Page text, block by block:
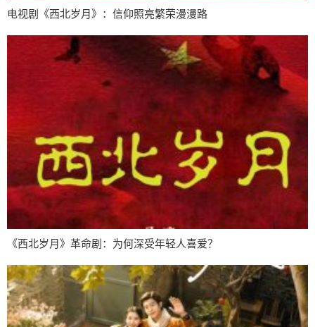
电视剧《西北岁月》：信仰照亮繁荣漫漫路
《西北岁月》革命剧：为何深受年轻人喜爱？